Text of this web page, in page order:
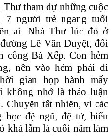
tham dự những cuộc
7 người trẻ ngang tuổi
ai. Nhà Thư lúc đó ở
Lê Văn Duyệt, đối
cống Bà Xếp. Con hẻm
nên vào hẻm phải đi
gian họp hành mấy
không nhớ là thảo luận
Chuyện tất nhiên, vì các
học đệ ngũ, đệ tứ, hiểu
khá lắm là cuối năm làm